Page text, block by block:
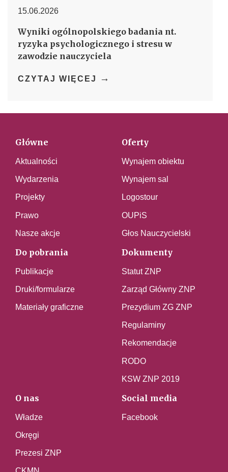
15.06.2026
Wyniki ogólnopolskiego badania nt.
ryzyka psychologicznego i stresu w
zawodzie nauczyciela
CZYTAJ WIĘCEJ →
Główne
Aktualności
Wydarzenia
Projekty
Prawo
Nasze akcje
Oferty
Wynajem obiektu
Wynajem sal
Logostour
OUPiS
Głos Nauczycielski
Do pobrania
Publikacje
Druki/formularze
Materiały graficzne
Dokumenty
Statut ZNP
Zarząd Główny ZNP
Prezydium ZG ZNP
Regulaminy
Rekomendacje
RODO
KSW ZNP 2019
O nas
Władze
Okręgi
Prezesi ZNP
Social media
Facebook